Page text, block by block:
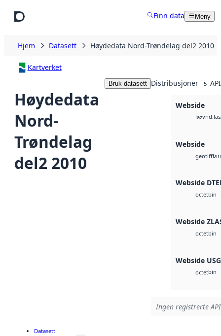
Finn data Meny
Hjem Datasett Høydedata Nord-Trøndelag del2 2010
Kartverket
Høydedata
Nord-
Trøndelag
del2 2010
Bruk datasett Distribusjoner 5
Webside
laz
Webside
geotiffbin
Webside
octetbin
Webside
octetbin
Webside
octetbin
Ingen registrerte
Datasett